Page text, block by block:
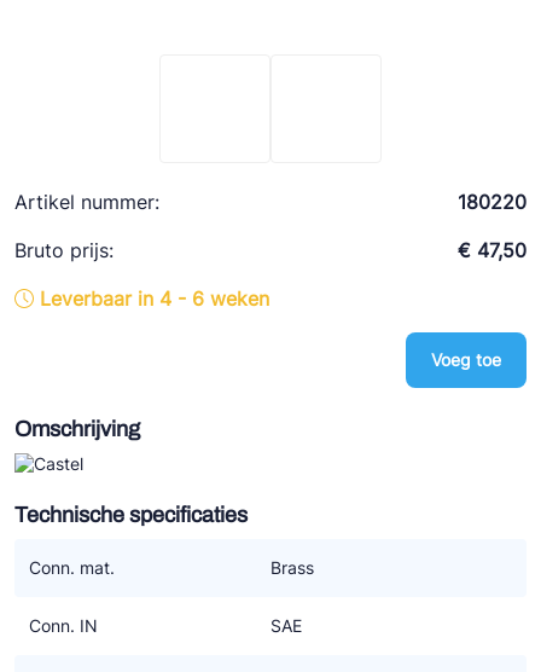
Artikel nummer:
180220
Bruto prijs:
€ 47,50
Leverbaar in 4 - 6 weken
Voeg toe
Omschrijving
Technische specificaties
Conn. mat. Brass
Conn. IN SAE